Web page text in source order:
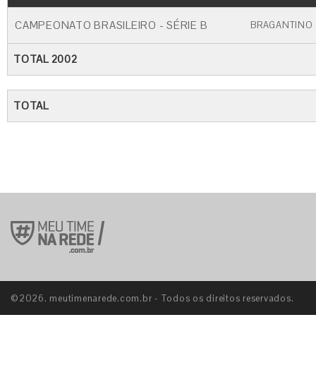
CAMPEONATO BRASILEIRO - SÉRIE B BRAGANTINO
TOTAL 2002
TOTAL
©2026. meutimenarede.com.br - Todos os direitos reservados.